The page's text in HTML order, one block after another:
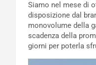
Siamo nel mese di
disposizione dal
monovolume della
scadenza della
giorni per poterla